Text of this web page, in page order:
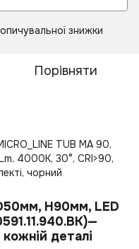
знижки
Порівняти
TUB MA 90,
4000К, 30°, CRI>90,
чорний
H90мм, LED
кожній деталі